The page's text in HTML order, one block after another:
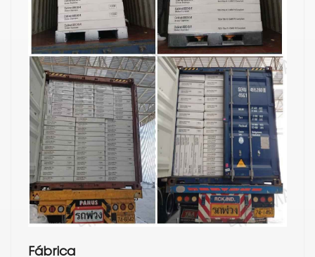
Fábrica